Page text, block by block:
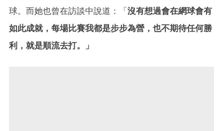
球。而她也曾在訪談中說道：「沒有想過會在網球會有
如此成就，每場比賽我都是步步為營，也不期待任何勝
利，就是順流去打。」